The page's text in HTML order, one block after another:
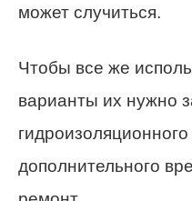
может случиться.
Чтобы все же
варианты их нужно
дополнительного